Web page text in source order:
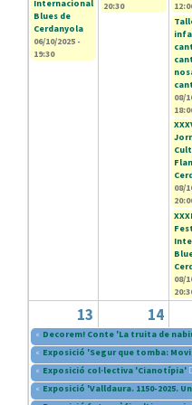
Internacional
Blues de
Cerdanyola
06/10/2025 -
19:30
20:30
08/
08/
08/
13 14
« Decorem! Conte 'La truita de
« Exposició 'Segur que tomba:
« Exposició col·lectiva 'Cianotípia'
« Exposició 'Valldaura. 1150-2025.